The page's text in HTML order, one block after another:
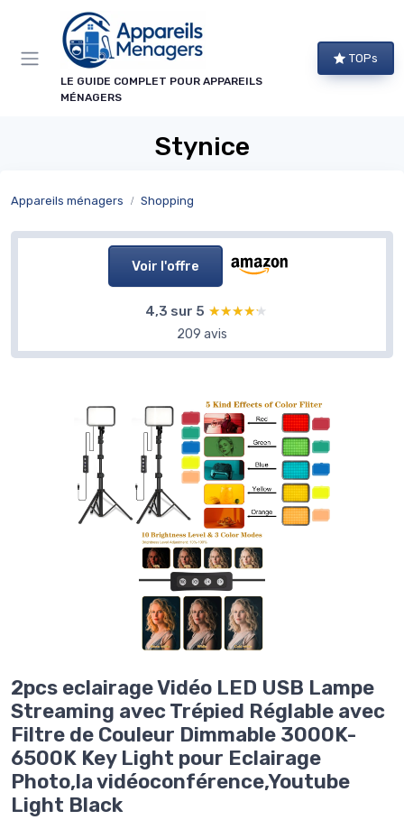
LE GUIDE COMPLET POUR APPAREILS
MÉNAGERS
TOPs
Stynice
Appareils ménagers Shopping
Voir l'offre
4,3 sur 5 ★★★★★
★★★★★
209 avis
2pcs eclairage Vidéo LED USB Lampe
Streaming avec Trépied Réglable avec
Filtre de Couleur Dimmable 3000K-
6500K Key Light pour Eclairage
Photo,la vidéoconférence,Youtube
Light Black
Panneau de gestion des cookies